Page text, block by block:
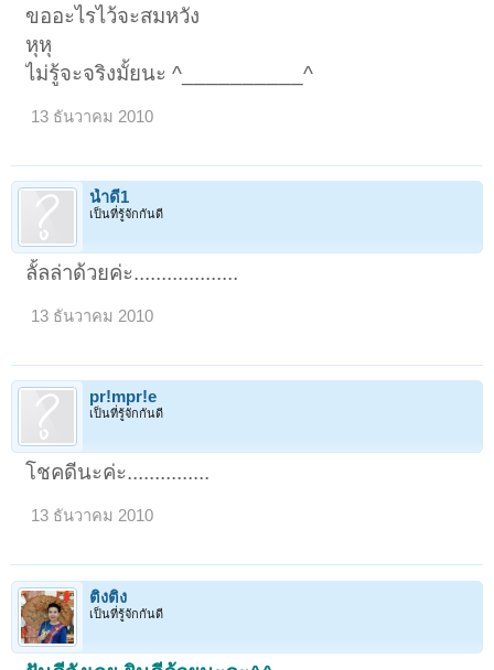
ขออะไรไว้จะสมหวัง
หุหุ
ไม่รู้จะจริงมั้ยนะ ^__________^
13 ธันวาคม 2010
น้ำดี1
เป็นที่รู้จักกันดี
ลั้ลล่าด้วยค่ะ...................
13 ธันวาคม 2010
pr!mpr!e
เป็นที่รู้จักกันดี
โชคดีนะค่ะ...............
13 ธันวาคม 2010
ติงติง
เป็นที่รู้จักกันดี